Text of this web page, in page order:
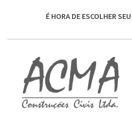
É HORA DE ESCOLHER